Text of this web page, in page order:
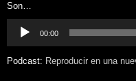
Son…
Reproductor
00:00
Podcast: Reproducir en una